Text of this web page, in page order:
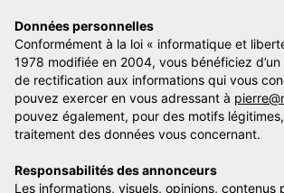
Données personnelles
Conformément à la loi « informatique et
1978 modifiée en 2004, vous bénéficiez d’un
de rectification aux informations qui vous
pouvez exercer en vous adressant à
pouvez également, pour des motifs
traitement des données vous concernant.
Responsabilités des annonceurs
Les informations, visuels, opinions, contenus